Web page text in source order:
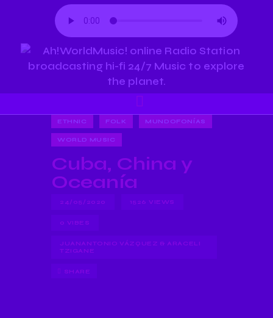
ETHNIC FOLK MUNDOFONÍAS
WORLD MUSIC
Cuba, China y
Oceanía
24/05/2020 1526 VIEWS
0 VIBES
JUANANTONIO VÁZQUEZ & ARACELI
TZIGANE
SHARE